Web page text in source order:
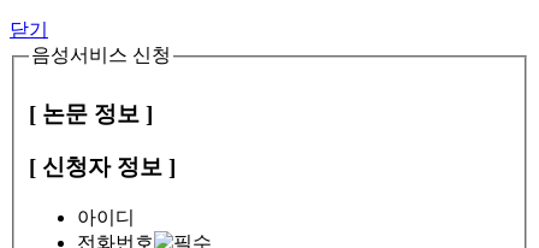
닫기
음성서비스 신청
[ 논문 정보 ]
[ 신청자 정보 ]
아이디
전화번호